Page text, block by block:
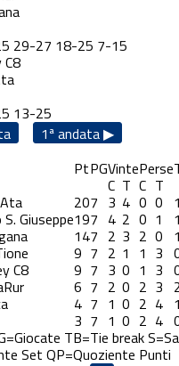
29-27 18-25 7-15
C8
13-25
1ª andata ▶
PtPGVintePerse
C T C T
207 3 4 0 0 1
Giuseppe197 4 2 0 1 1
147 2 3 2 0 1
9 7 2 1 1 3
C8 9 7 3 0 1 3
6 7 2 0 2 3
4 7 1 0 2 4 1
3 7 1 0 2 4
TB=Tie break
Set QP=Quoziente Punti